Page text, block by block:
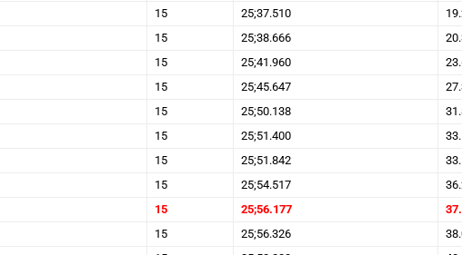
15 25;37.510
15 25;38.666
15 25;41.960
15 25;45.647
15 25;50.138
15 25;51.400
15 25;51.842
15 25;54.517
15 25;56.177
15 25;56.326